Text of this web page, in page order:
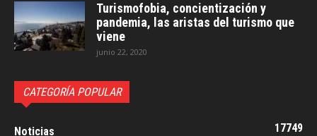
Turismofobia, concientización y
pandemia, las aristas del turismo que
viene
junio 22, 2020
CATEGORÍA POPULAR
Noticias 17749